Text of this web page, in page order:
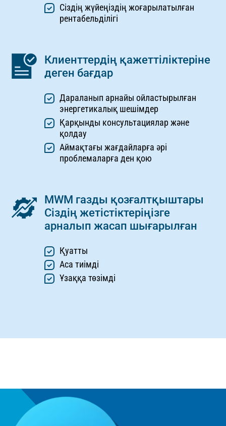
Сіздің жүйеңіздің жоғарылатылған
рентабельділігі
Клиенттердің қажеттіліктеріне
деген бағдар
Дараланып арнайы ойластырылған
энергетикалық шешімдер
Қарқынды консультациялар және
қолдау
Аймақтағы жағдайларға әрі
проблемаларға ден қою
MWM газды қозғалтқыштары
Сіздің жетістіктеріңізге
арналып жасап шығарылған
Қуатты
Аса тиімді
Ұзаққа төзімді